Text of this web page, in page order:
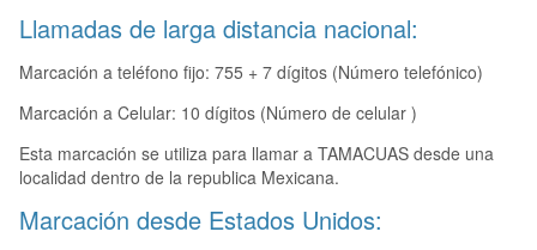
Llamadas de larga distancia nacional:
Marcación a teléfono fijo: 755 + 7 dígitos (Número telefónico)
Marcación a Celular: 10 dígitos (Número de celular )
Esta marcación se utiliza para llamar a TAMACUAS desde una
localidad dentro de la republica Mexicana.
Marcación desde Estados Unidos: